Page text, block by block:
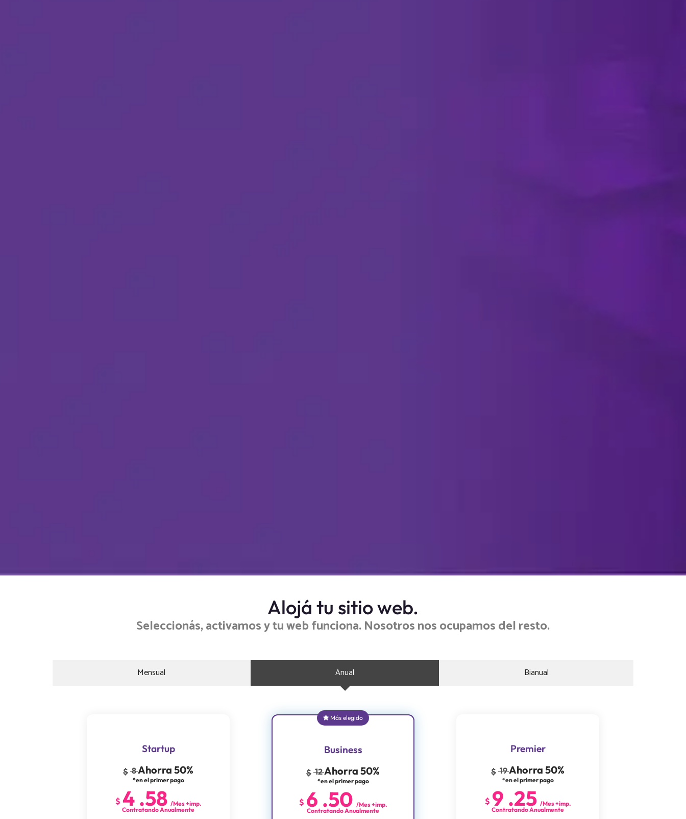
Alojá tu sitio web.
Seleccionás, activamos y tu web funciona. Nosotros nos ocupamos del resto.
Mensual Anual Bianual
Startup
$ 8Ahorra 50%
*en el primer pago
$ 4 .58 /Mes +imp.
Contratando Anualmente
Más elegido
Business
$ 12Ahorra 50%
*en el primer pago
$ 6 .50 /Mes +imp.
Contratando Anualmente
Premier
$ 19Ahorra 50%
*en el primer pago
$ 9 .25 /Mes +imp.
Contratando Anualmente